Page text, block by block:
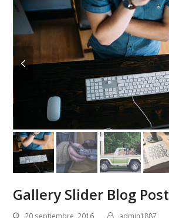
previous
slide
Gallery Slider Blog Post
20 septiembre, 2016
admin1887